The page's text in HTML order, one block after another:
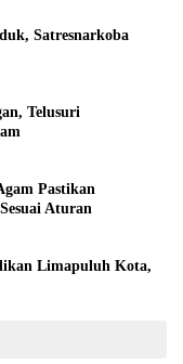
Satresnarkoba
Telusuri
Pastikan
Aturan
Limapuluh Kota,